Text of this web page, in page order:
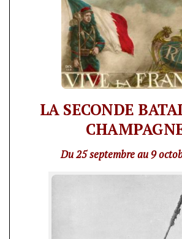
LA SECONDE
Du 25 septembre au 9